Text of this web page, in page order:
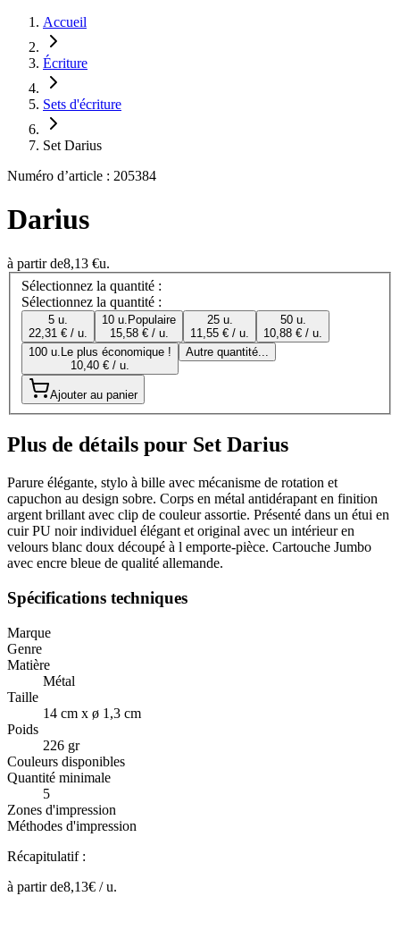
Accueil
Écriture
Sets d'écriture
Set Darius
Numéro d’article : 205384
Darius
à partir de8,13 €u.
Sélectionnez la quantité :
Sélectionnez la quantité :
5 u.
22,31 € / u.
10 u. Populaire
15,58 € / u.
25 u.
11,55 € / u.
50 u.
10,88 € / u.
100 u. Le plus économique !
10,40 € / u.
Autre quantité...
Ajouter au panier
Plus de détails pour Set Darius
Parure élégante, stylo à bille avec mécanisme de rotation et
capuchon au design sobre. Corps en métal antidérapant en finition
argent brillant avec clip de couleur assortie. Présenté dans un étui en
cuir PU noir individuel élégant et original avec un intérieur en
velours blanc doux découpé à l emporte-pièce. Cartouche Jumbo
avec encre bleue de qualité allemande.
Spécifications techniques
Marque
Genre
Matière
Métal
Taille
14 cm x ø 1,3 cm
Poids
226 gr
Couleurs disponibles
Quantité minimale
5
Zones d'impression
Méthodes d'impression
Récapitulatif :
à partir de8,13€ /u.